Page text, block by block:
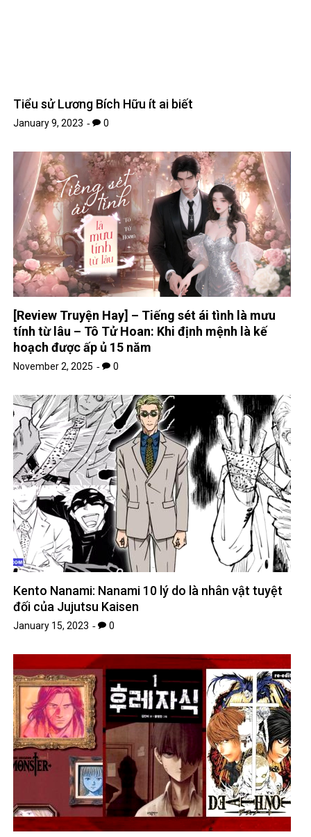
Tiểu sử Lương Bích Hữu ít ai biết
January 9, 2023 0
[Review Truyện Hay] – Tiếng sét ái tình là mưu
tính từ lâu – Tô Tử Hoan: Khi định mệnh là kế
hoạch được ấp ủ 15 năm
November 2, 2025 0
Kento Nanami: Nanami 10 lý do là nhân vật tuyệt
đối của Jujutsu Kaisen
January 15, 2023 0